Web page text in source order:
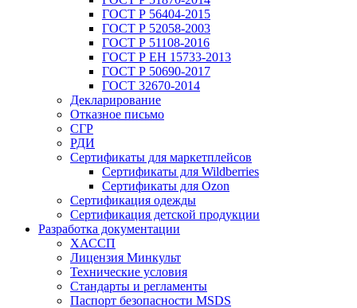
ГОСТ Р 56404-2015
ГОСТ Р 52058-2003
ГОСТ Р 51108-2016
ГОСТ Р ЕН 15733-2013
ГОСТ Р 50690-2017
ГОСТ 32670-2014
Декларирование
Отказное письмо
СГР
РДИ
Сертификаты для маркетплейсов
Сертификаты для Wildberries
Сертификаты для Ozon
Сертификация одежды
Сертификация детской продукции
Разработка документации
ХАССП
Лицензия Минкульт
Технические условия
Стандарты и регламенты
Паспорт безопасности MSDS